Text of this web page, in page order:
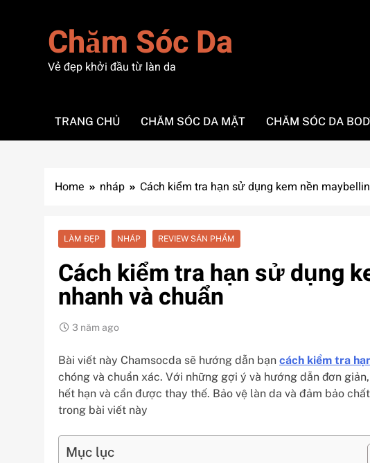
Chăm Sóc Da
Vẻ đẹp khởi đầu từ làn da
TRANG CHỦ CHĂM SÓC DA MẶT CHĂM SÓC DA
Home nháp Cách kiểm tra hạn sử dụng kem nền
LÀM ĐẸP NHÁP REVIEW SẢN PHẨM
Cách kiểm tra hạn sử dụng
nhanh và chuẩn
3 năm ago
Bài viết này Chamsocda sẽ hướng dẫn bạn cách kiểm tra
chóng và chuẩn xác. Với những gợi ý và hướng dẫn đơn
hết hạn và cần được thay thế. Bảo vệ làn da và đảm bảo
trong bài viết này
Mục lục